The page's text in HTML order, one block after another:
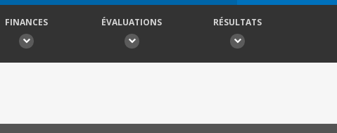
FINANCES ÉVALUATIONS RÉSULTATS